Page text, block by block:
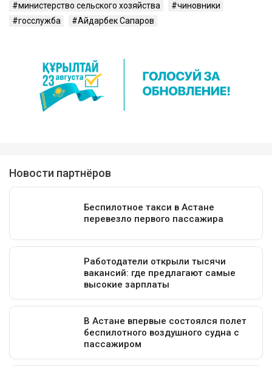
министерство сельского хозяйства
чиновники
госслужба
Айдарбек Сапаров